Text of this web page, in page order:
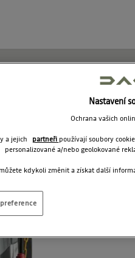
Nastavení
Ochrana vašich
a jejich partneři používají soubory
personalizované a/nebo geolokované
kdykoli změnit a získat další